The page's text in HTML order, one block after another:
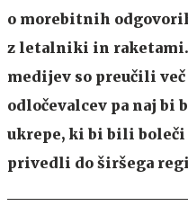
o morebitnih
z letalniki in raketami.
medijev so preučili
odločevalcev pa naj bi
ukrepe, ki bi bili boleči
privedli do širšega